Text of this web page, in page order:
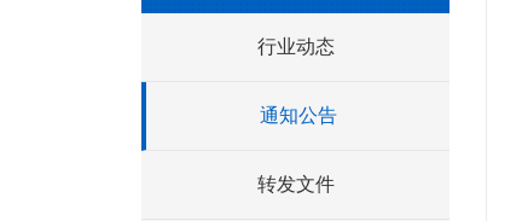
行业动态
通知公告
转发文件